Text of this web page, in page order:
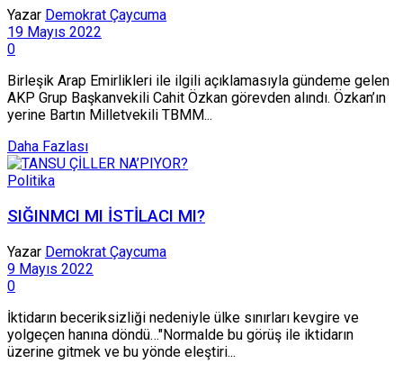
Yazar Demokrat Çaycuma
19 Mayıs 2022
0
Birleşik Arap Emirlikleri ile ilgili açıklamasıyla gündeme gelen
AKP Grup Başkanvekili Cahit Özkan görevden alındı. Özkan’ın
yerine Bartın Milletvekili TBMM...
Daha Fazlası
Politika
SIĞINMCI MI İSTİLACI MI?
Yazar Demokrat Çaycuma
9 Mayıs 2022
0
İktidarın beceriksizliği nedeniyle ülke sınırları kevgire ve
yolgeçen hanına döndü…"Normalde bu görüş ile iktidarın
üzerine gitmek ve bu yönde eleştiri...